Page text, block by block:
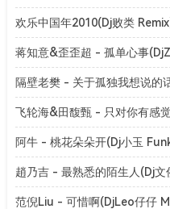
欢乐中国年2010(Dj败类
蒋知意&歪歪超 - 孤单心事
隔壁老樊 - 关于孤独我想说
[Mp3]
飞轮海&田馥甄 - 只对你有感
[Mp3]
阿牛 - 桃花朵朵开(Dj小玉
趙乃吉 - 最熟悉的陌生人(Dj
范倪Liu - 可惜啊(DjLeo仔仔